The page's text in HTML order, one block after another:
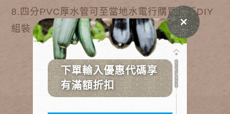
8. 四分PVC厚水管可至當地水電行購買自行DIY
組裝。